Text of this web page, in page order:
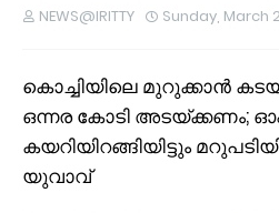
NEWS@IRITTY Sunday, March
കൊച്ചിയിലെ മുറുക്കാൻ
ഒന്നര കോടി അടയ്ക്കണം;
കയറിയിറങ്ങിയിട്ടും
യുവാവ്